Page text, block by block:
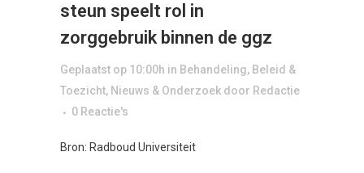
steun speelt rol in
zorggebruik binnen de ggz
Geplaatst op 10:00h in Behandeling, Beleid &
Toezicht, Nieuws & Onderzoek door Redactie
0 Reactie's
Bron: Radboud Universiteit